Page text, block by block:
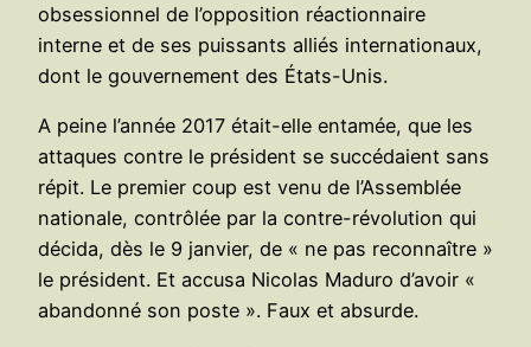
obsessionnel de l’opposition réactionnaire
interne et de ses puissants alliés internationaux,
dont le gouvernement des États-Unis.
A peine l’année 2017 était-elle entamée, que les
attaques contre le président se succédaient sans
répit. Le premier coup est venu de l’Assemblée
nationale, contrôlée par la contre-révolution qui
décida, dès le 9 janvier, de « ne pas reconnaître »
le président. Et accusa Nicolas Maduro d’avoir «
abandonné son poste ». Faux et absurde.